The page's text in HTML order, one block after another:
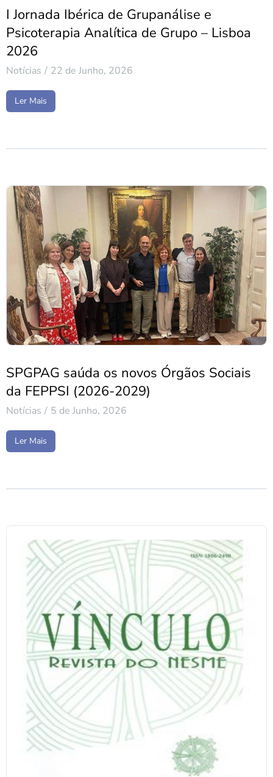
I Jornada Ibérica de Grupanálise e
Psicoterapia Analítica de Grupo – Lisboa
2026
Notícias 22 de Junho, 2026
Ler Mais
SPGPAG saúda os novos Órgãos Sociais
da FEPPSI (2026-2029)
Notícias 5 de Junho, 2026
Ler Mais